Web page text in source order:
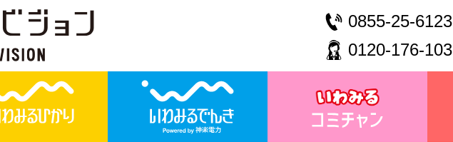
0855-25-6123
0120-176-103